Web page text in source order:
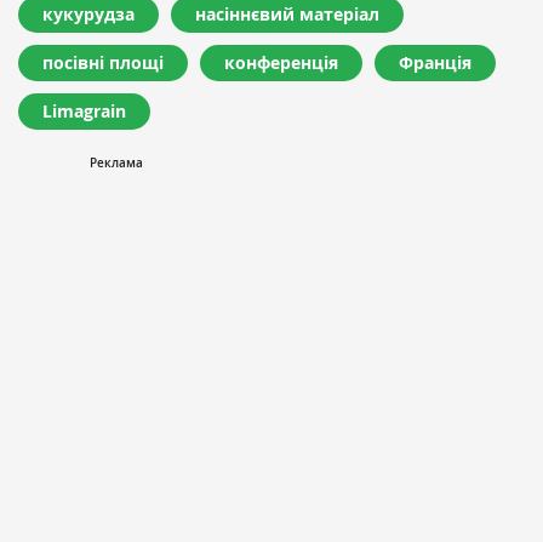
кукурудза насіннєвий матеріал
посівні площі конференція Франція
Limagrain